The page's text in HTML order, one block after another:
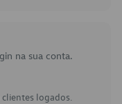
na sua conta.
logados.